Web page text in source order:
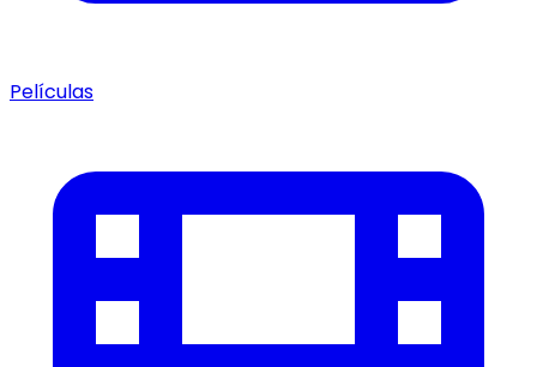
Películas